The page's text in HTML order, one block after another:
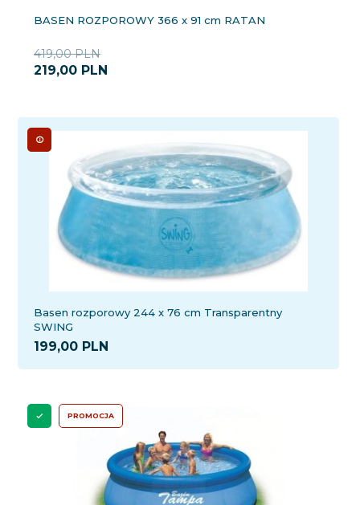
BASEN ROZPOROWY 366 x 91 cm RATAN
219,00 PLN
419,00 PLN
Basen rozporowy 244 x 76 cm Transparentny
SWING
199,00 PLN
PROMOCJA